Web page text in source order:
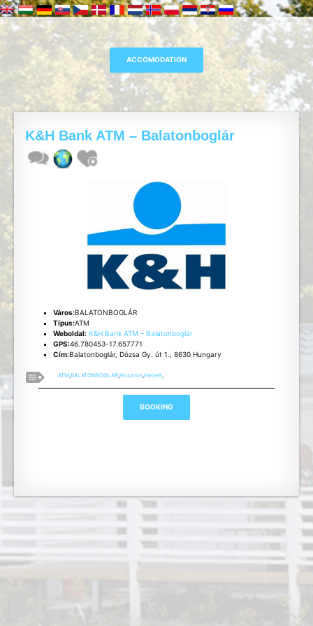
K&H Bank ATM – Balatonboglár
Város:BALATONBOGLÁR
Típus:ATM
Weboldal: K&H Bank ATM – Balatonboglár
GPS:46.780453-17.657771
Cím:Balatonboglár, Dózsa Gy. út 1., 8630 Hungary
ATM,BALATONBOGLAR,Hasznos,Helyek,